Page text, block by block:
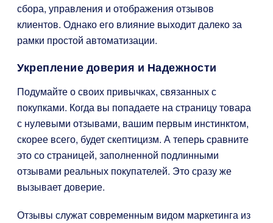
сбора, управления и отображения отзывов
клиентов. Однако его влияние выходит далеко за
рамки простой автоматизации.
Укрепление доверия и Надежности
Подумайте о своих привычках, связанных с
покупками. Когда вы попадаете на страницу товара
с нулевыми отзывами, вашим первым инстинктом,
скорее всего, будет скептицизм. А теперь сравните
это со страницей, заполненной подлинными
отзывами реальных покупателей. Это сразу же
вызывает доверие.
Отзывы служат современным видом маркетинга из